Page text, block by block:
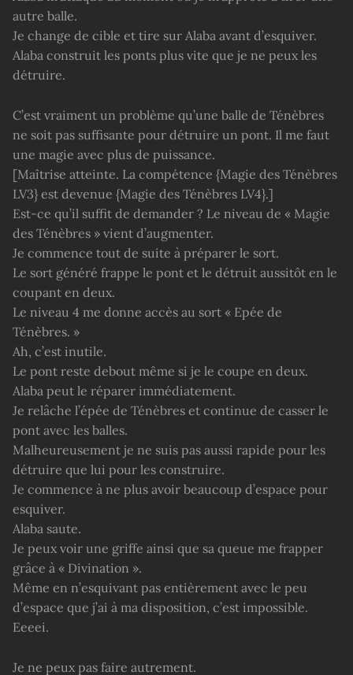
autre balle.
Je change de cible et tire sur Alaba avant d’esquiver.
Alaba construit les ponts plus vite que je ne peux les
détruire.
C’est vraiment un problème qu’une balle de Ténèbres
ne soit pas suffisante pour détruire un pont. Il me faut
une magie avec plus de puissance.
[Maîtrise atteinte. La compétence {Magie des Ténèbres
LV3} est devenue {Magie des Ténèbres LV4}.]
Est-ce qu’il suffit de demander ? Le niveau de « Magie
des Ténèbres » vient d’augmenter.
Je commence tout de suite à préparer le sort.
Le sort généré frappe le pont et le détruit aussitôt en le
coupant en deux.
Le niveau 4 me donne accès au sort « Epée de
Ténèbres. »
Ah, c’est inutile.
Le pont reste debout même si je le coupe en deux.
Alaba peut le réparer immédiatement.
Je relâche l’épée de Ténèbres et continue de casser le
pont avec les balles.
Malheureusement je ne suis pas aussi rapide pour les
détruire que lui pour les construire.
Je commence à ne plus avoir beaucoup d’espace pour
esquiver.
Alaba saute.
Je peux voir une griffe ainsi que sa queue me frapper
grâce à « Divination ».
Même en n’esquivant pas entièrement avec le peu
d’espace que j’ai à ma disposition, c’est impossible.
Eeeei.
Je ne peux pas faire autrement.